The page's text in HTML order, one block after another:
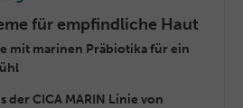
für empfindliche Haut
mit marinen Präbiotika für ein
der CICA MARIN Linie von